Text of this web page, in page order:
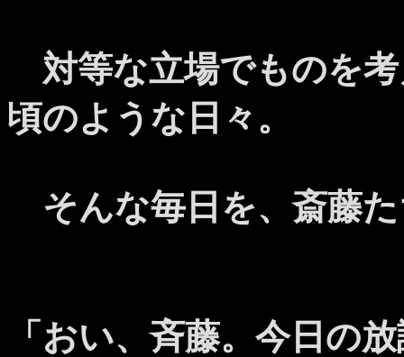
対等な立場でものを
頃のような日々。
そんな毎日を、斎藤
「おい、斉藤。今日の